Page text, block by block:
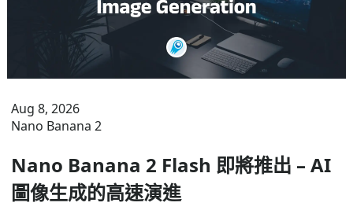
Aug 8, 2026
Nano Banana 2
Nano Banana 2 Flash 即將推出 – AI
圖像生成的高速演進